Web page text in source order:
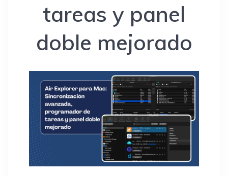
tareas y panel
doble mejorado